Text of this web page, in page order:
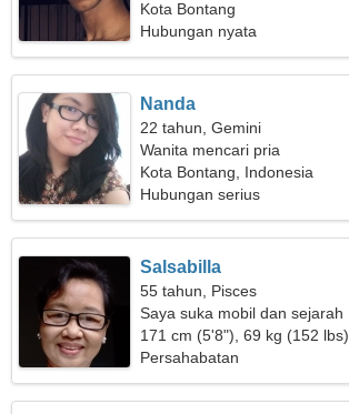
Kota Bontang
Hubungan nyata
Nanda
22 tahun, Gemini
Wanita mencari pria
Kota Bontang, Indonesia
Hubungan serius
Salsabilla
55 tahun, Pisces
Saya suka mobil dan sejarah
171 cm (5'8"), 69 kg (152 lbs)
Persahabatan